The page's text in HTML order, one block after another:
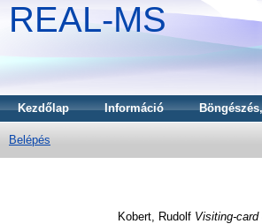
REAL-MS
Kezdőlap Információ
Belépés
Kobert, Rudolf Visiting-card